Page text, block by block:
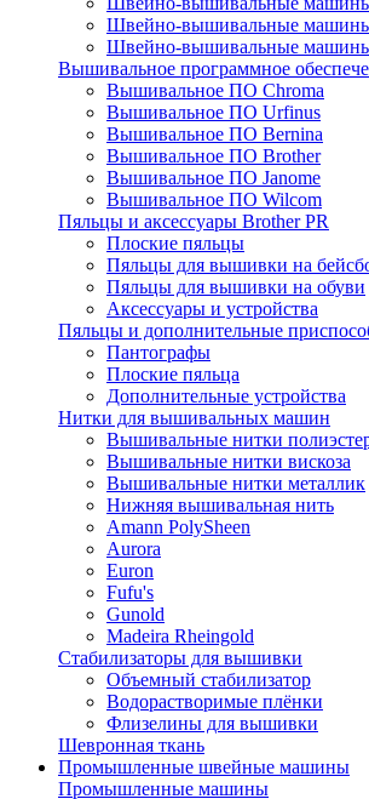
Швейно-вышивальные
Швейно-вышивальные
Вышивальное программное
Вышивальное ПО Chroma
Вышивальное ПО Urfinus
Вышивальное ПО Bernina
Вышивальное ПО Brother
Вышивальное ПО Janome
Вышивальное ПО Wilcom
Пяльцы и аксессуары Brother PR
Плоские пяльцы
Пяльцы для вышивки на
Пяльцы для вышивки на обуви
Аксессуары и устройства
Пяльцы и дополнительные
Пантографы
Плоские пяльца
Дополнительные устройства
Нитки для вышивальных машин
Вышивальные нитки
Вышивальные нитки вискоза
Вышивальные нитки металлик
Нижняя вышивальная нить
Amann PolySheen
Aurora
Euron
Fufu's
Gunold
Madeira Rheingold
Стабилизаторы для вышивки
Объемный стабилизатор
Водорастворимые плёнки
Флизелины для вышивки
Шевронная ткань
Промышленные швейные машины
Промышленные машины